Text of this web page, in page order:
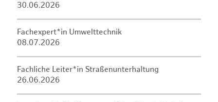
30.06.2026
Fachexpert*in Umwelttechnik
08.07.2026
Fachliche Leiter*in Straßenunterhaltung
26.06.2026